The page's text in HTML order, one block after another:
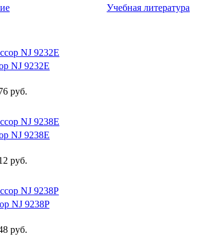
Учебная литература
NJ 9232E
руб.
NJ 9238E
руб.
NJ 9238P
руб.